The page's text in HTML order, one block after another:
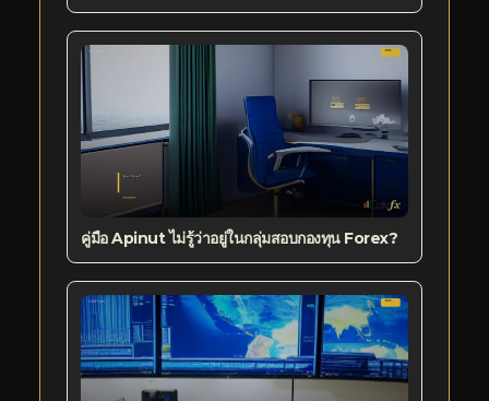
คู่มือ Apinut ไม่รู้ว่าอยู่ในกลุ่มสอบกองทุน Forex?